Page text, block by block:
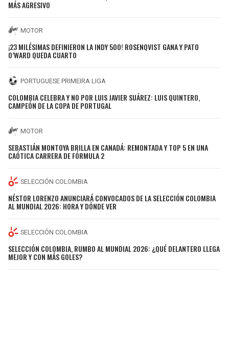
MÁS AGRESIVO
MOTOR
¡23 MILÉSIMAS DEFINIERON LA INDY 500! ROSENQVIST GANA Y PATO
O’WARD QUEDA CUARTO
PORTUGUESE PRIMEIRA LIGA
COLOMBIA CELEBRA Y NO POR LUIS JAVIER SUÁREZ: LUIS QUINTERO,
CAMPEÓN DE LA COPA DE PORTUGAL
MOTOR
SEBASTIÁN MONTOYA BRILLA EN CANADÁ: REMONTADA Y TOP 5 EN UNA
CAÓTICA CARRERA DE FÓRMULA 2
SELECCIÓN COLOMBIA
NÉSTOR LORENZO ANUNCIARÁ CONVOCADOS DE LA SELECCIÓN COLOMBIA
AL MUNDIAL 2026: HORA Y DÓNDE VER
SELECCIÓN COLOMBIA
SELECCIÓN COLOMBIA, RUMBO AL MUNDIAL 2026: ¿QUÉ DELANTERO LLEGA
MEJOR Y CON MÁS GOLES?